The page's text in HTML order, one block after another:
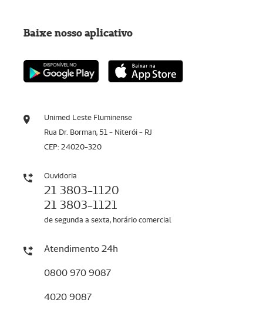
Unimed Leste Fluminense
Rua Dr. Borman, 51 - Niterói - RJ
CEP: 24020-320
Ouvidoria
21 3803-1120
21 3803-1121
de segunda a sexta, horário comercial
Atendimento 24h
0800 970 9087
4020 9087
Baixe nosso aplicativo